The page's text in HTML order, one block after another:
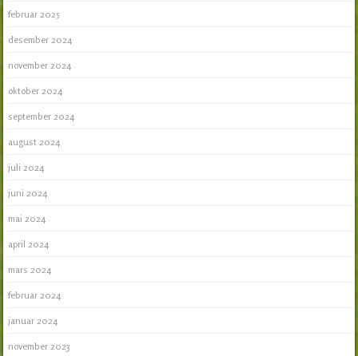
februar 2025
desember 2024
november 2024
oktober 2024
september 2024
august 2024
juli 2024
juni 2024
mai 2024
april 2024
mars 2024
februar 2024
januar 2024
november 2023